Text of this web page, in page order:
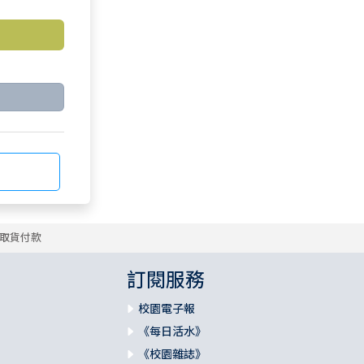
貨付款
訂閱服務
校園電子報
《每日活水》
《校園雜誌》